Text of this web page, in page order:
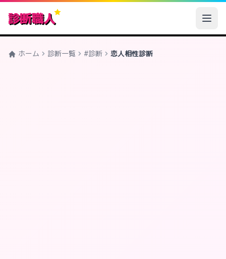
診断職人
ホーム 診断一覧 #診断 恋人相性診断